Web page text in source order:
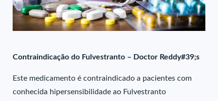
Contraindicação do Fulvestranto – Doctor Reddy#39;s
Este medicamento é contraindicado a pacientes com
conhecida hipersensibilidade ao Fulvestranto